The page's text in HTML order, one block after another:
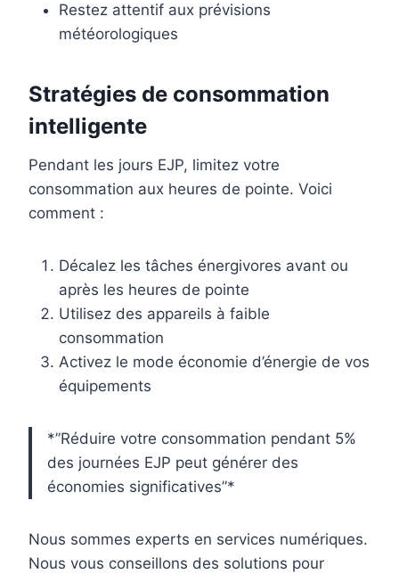
Restez attentif aux prévisions
météorologiques
Stratégies de consommation
intelligente
Pendant les jours EJP, limitez votre
consommation aux heures de pointe. Voici
comment :
Décalez les tâches énergivores avant ou
après les heures de pointe
Utilisez des appareils à faible
consommation
Activez le mode économie d’énergie de vos
équipements
*”Réduire votre consommation pendant 5%
des journées EJP peut générer des
économies significatives”*
Nous sommes experts en services numériques.
Nous vous conseillons des solutions pour